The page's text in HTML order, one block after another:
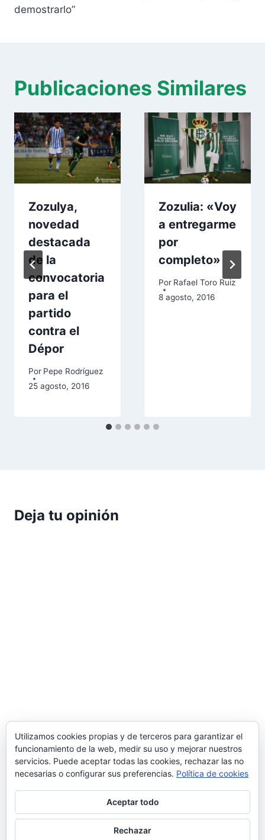
demostrarlo”
Publicaciones Similares
Zozulya,
novedad
destacada
de la
convocatoria
para el
partido
contra el
Dépor
Por Pepe Rodríguez
25 agosto, 2016
Zozulia: «Voy
a entregarme
por
completo»
Por Rafael Toro Ruiz
8 agosto, 2016
Deja tu opinión
© 2026 Manquepierda - Tema para WordPress
Utilizamos cookies propias y de terceros para garantizar el
funcionamiento de la web, medir su uso y mejorar nuestros
servicios. Puede aceptar todas las cookies, rechazar las no
necesarias o configurar sus preferencias. Política de cookies
Aceptar todo
Rechazar